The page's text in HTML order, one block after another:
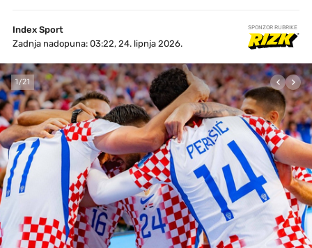
Index Sport
Zadnja nadopuna: 03:22, 24. lipnja 2026.
SPONZOR RUBRIKE
1/21